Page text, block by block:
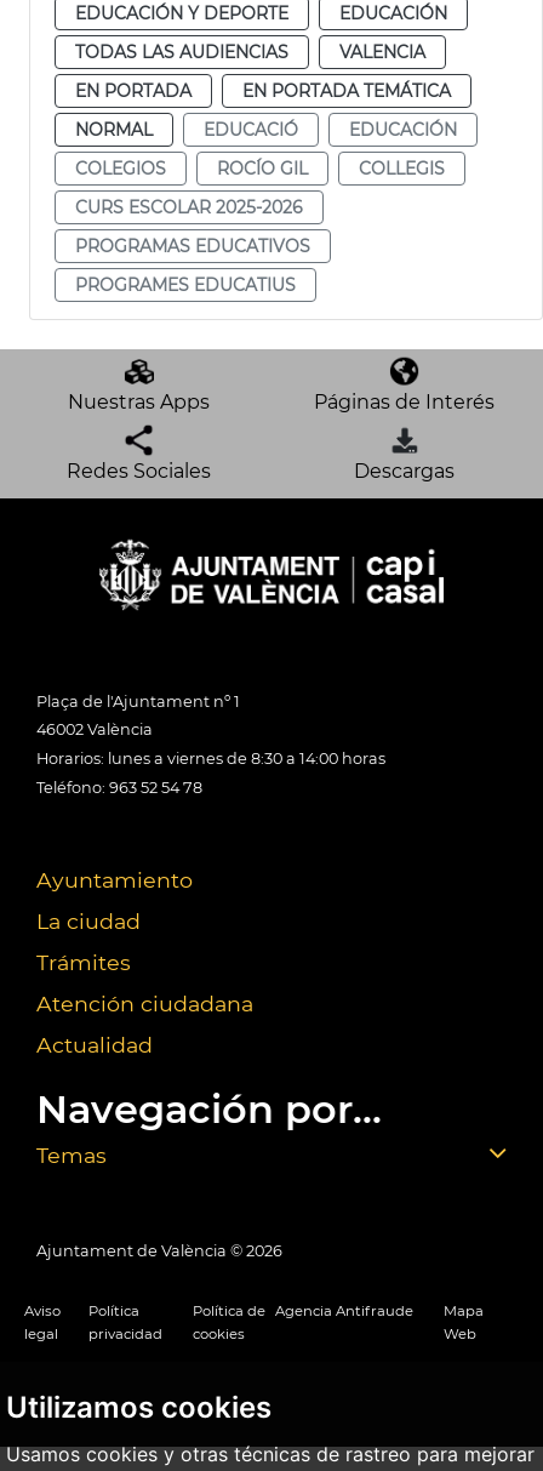
Utilizamos cookies
Usamos cookies y otras técnicas de rastreo para mejorar
EDUCACIÓN Y DEPORTE
EDUCACIÓN
TODAS LAS AUDIENCIAS
VALENCIA
EN PORTADA
EN PORTADA TEMÁTICA
NORMAL
EDUCACIÓ
EDUCACIÓN
COLEGIOS
ROCÍO GIL
COLLEGIS
CURS ESCOLAR 2025-2026
PROGRAMAS EDUCATIVOS
PROGRAMES EDUCATIUS
Nuestras Apps Páginas de Interés
Redes Sociales Descargas
Plaça de l'Ajuntament nº 1
46002 València
Horarios: lunes a viernes de 8:30 a 14:00 horas
Teléfono: 963 52 54 78
Ayuntamiento
La ciudad
Trámites
Atención ciudadana
Actualidad
Navegación por...
Temas
Ajuntament de València © 2026
Aviso
legal
Política
privacidad
Política de
cookies
Agencia Antifraude
Mapa
Web